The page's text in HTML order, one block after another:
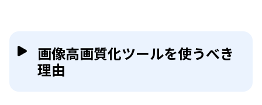
画像高画質化ツールを使うべき
理由